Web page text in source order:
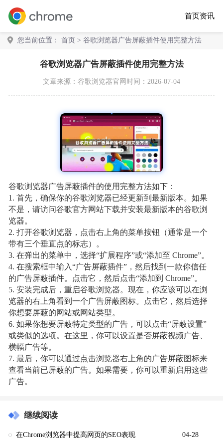
首页资讯
您当前位置： 首页 > 谷歌浏览器广告屏蔽插件使用完整方法
谷歌浏览器广告屏蔽插件使用完整方法
文章来源： 谷歌浏览器官网 时间：2026-07-04
谷歌浏览器广告屏蔽插件的使用完整方法如下：
1. 首先，确保你的谷歌浏览器已经更新到最新版本。如果
不是，请访问谷歌官方网站下载并安装最新版本的谷歌浏
览器。
2. 打开谷歌浏览器，点击右上角的菜单按钮（通常是一个
带有三个垂直点的标志）。
3. 在弹出的菜单中，选择“扩展程序”或“添加至 Chrome”。
4. 在搜索框中输入“广告屏蔽插件”，然后找到一款你信任
的广告屏蔽插件。点击它，然后点击“添加到 Chrome”。
5. 安装完成后，重启谷歌浏览器。现在，你应该可以在浏
览器的右上角看到一个广告屏蔽图标。点击它，然后选择
你想要屏蔽的网站或网站类型。
6. 如果你想要屏蔽特定类型的广告，可以点击“屏蔽设置”
或类似的选项。在这里，你可以设置是否屏蔽视频广告、
横幅广告等。
7. 最后，你可以通过点击浏览器右上角的广告屏蔽图标来
查看当前已屏蔽的广告。如果需要，你可以重新启用这些
广告。
继续阅读
在Chrome浏览器中提高网页的SEO表现 04-28